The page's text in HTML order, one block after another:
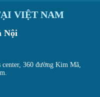
VIỆT NAM
Nội
360 đường Kim Mã,